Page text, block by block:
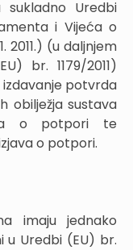
sukladno Uredbi
i Vijeća o
2011.) (u daljnjem
br. 1179/2011)
potvrda
obilježja sustava
o potpori te
o potpori.
imaju jednako
u Uredbi (EU) br.